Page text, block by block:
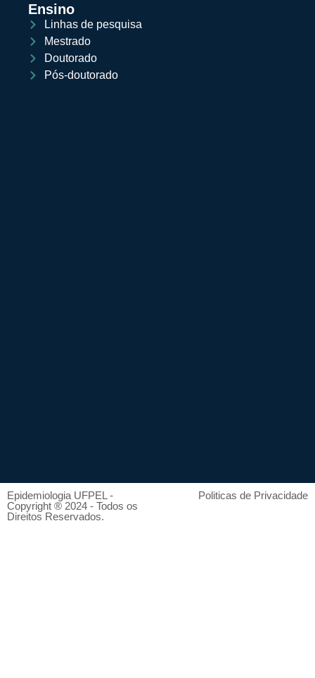
Ensino
Linhas de pesquisa
Mestrado
Doutorado
Pós-doutorado
Epidemiologia UFPEL -
Copyright ® 2024 - Todos os
Direitos Reservados.
Politicas de Privacidade